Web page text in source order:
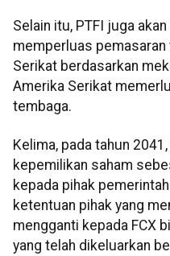
Selain itu, PTFI juga
memperluas
Serikat berdasarkan
Amerika Serikat
tembaga.
Kelima, pada tahun
kepemilikan saham
kepada pihak
ketentuan pihak yang
mengganti kepada FCX
yang telah dikeluarkan